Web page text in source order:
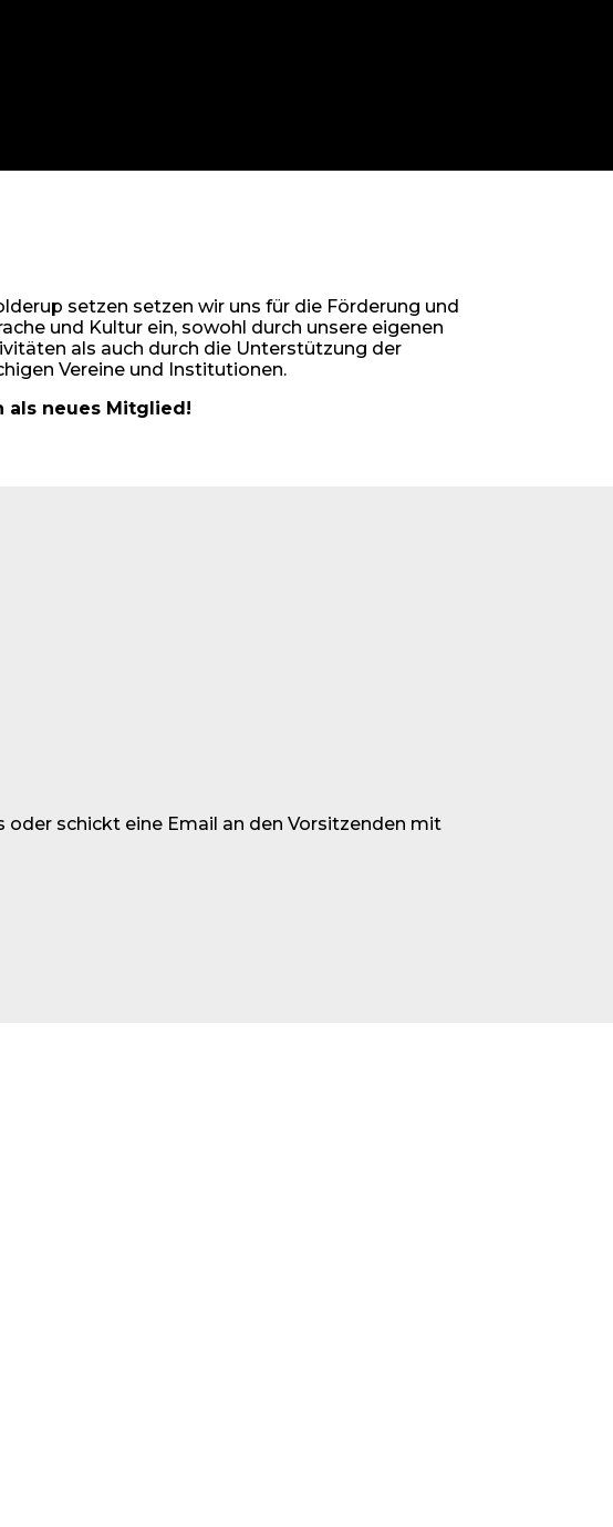
setzen setzen wir uns für die Förderung und
und Kultur ein, sowohl durch unsere eigenen
als auch durch die Unterstützung der
Vereine und Institutionen.
als neues Mitglied!
schickt eine Email an den Vorsitzenden mit